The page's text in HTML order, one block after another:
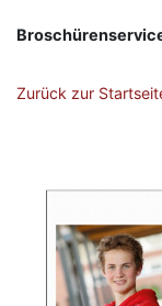
Zurück zur